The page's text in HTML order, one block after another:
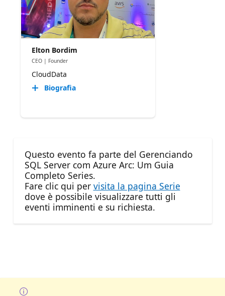
Elton Bordim
CEO | Founder
CloudData
Biografia
Questo evento fa parte del Gerenciando
SQL Server com Azure Arc: Um Guia
Completo Series.
Fare clic qui per visita la pagina Serie
dove è possibile visualizzare tutti gli
eventi imminenti e su richiesta.